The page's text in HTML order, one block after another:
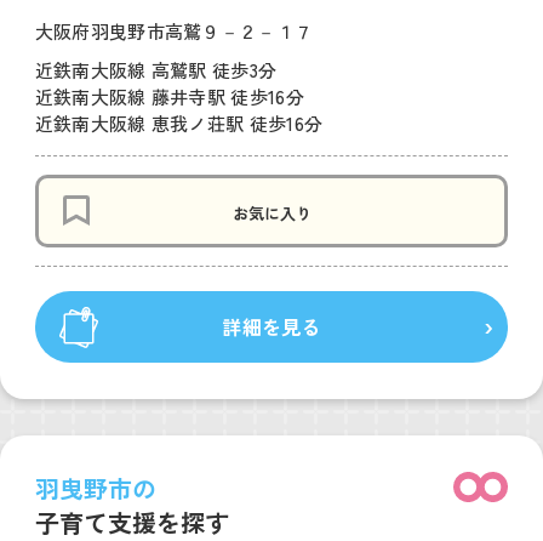
大阪府羽曳野市高鷲９－２－１７
近鉄南大阪線 高鷲駅 徒歩3分
近鉄南大阪線 藤井寺駅 徒歩16分
近鉄南大阪線 恵我ノ荘駅 徒歩16分
お気に入り
詳細を見る
羽曳野市の
子育て支援を探す